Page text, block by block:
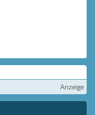
Anzeige